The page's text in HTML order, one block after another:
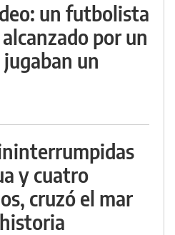
un futbolista
por un
un
y cuatro
cruzó el mar